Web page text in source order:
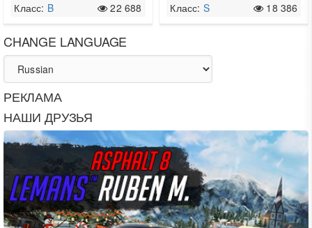
Класс: B 22 688 Класс: S 18 386
CHANGE LANGUAGE
РЕКЛАМА
НАШИ ДРУЗЬЯ